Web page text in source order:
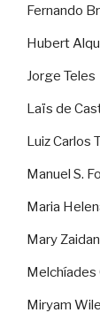
Fernando
Hubert
Jorge Teles
Laïs de
Luiz Carlos
Manuel S.
Maria
Mary Zaidan
Melchíades
Miryam